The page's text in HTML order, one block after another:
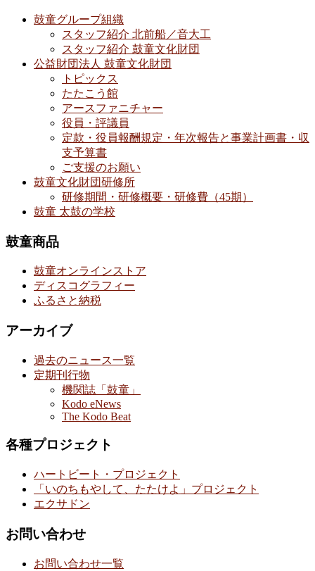
鼓童グループ組織
スタッフ紹介 北前船／音大工
スタッフ紹介 鼓童文化財団
公益財団法人 鼓童文化財団
トピックス
たたこう館
アースファニチャー
役員・評議員
定款・役員報酬規定・年次報告と事業計画書・収
支予算書
ご支援のお願い
鼓童文化財団研修所
研修期間・研修概要・研修費（45期）
鼓童 太鼓の学校
鼓童商品
鼓童オンラインストア
ディスコグラフィー
ふるさと納税
アーカイブ
過去のニュース一覧
定期刊行物
機関誌「鼓童」
Kodo eNews
The Kodo Beat
各種プロジェクト
ハートビート・プロジェクト
「いのちもやして、たたけよ」プロジェクト
エクサドン
お問い合わせ
お問い合わせ一覧